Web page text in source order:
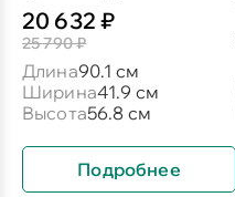
20 632 ₽
25 790 ₽
Длина90.1 см
Ширина41.9 см
Высота56.8 см
Подробнее